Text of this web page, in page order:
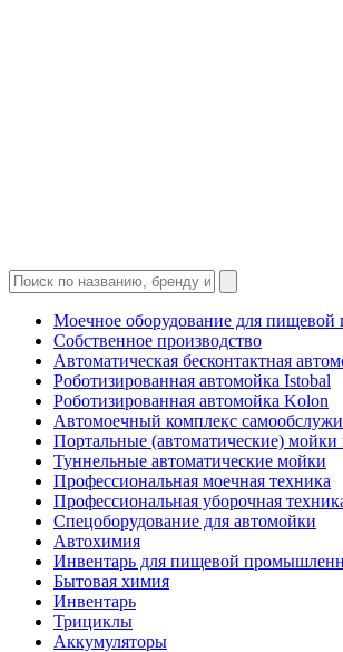
Моечное оборудование для
Собственное производство
Автоматическая бесконтактная
Роботизированная автомойка Istobal
Роботизированная автомойка Kolon
Автомоечный комплекс
Портальные (автоматические) мойки
Туннельные автоматические мойки
Профессиональная моечная техника
Профессиональная уборочная
Спецоборудование для автомойки
Автохимия
Инвентарь для пищевой
Бытовая химия
Инвентарь
Трициклы
Аккумуляторы